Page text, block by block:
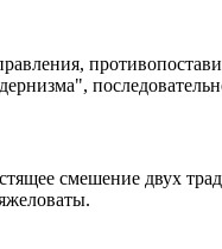
смешение двух